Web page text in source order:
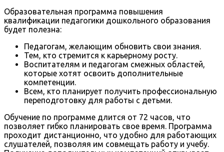
Образовательная программа повышения
квалификации педагогики дошкольного образования
будет полезна:
Педагогам, желающим обновить свои знания.
Тем, кто стремится к карьерному росту.
Воспитателям и педагогам смежных областей,
которые хотят освоить дополнительные
компетенции.
Всем, кто планирует получить профессиональную
переподготовку для работы с детьми.
Обучение по программе длится от 72 часов, что
позволяет гибко планировать свое время. Программа
проходит дистанционно, что удобно для работающих
слушателей, позволяя им совмещать работу и учебу.